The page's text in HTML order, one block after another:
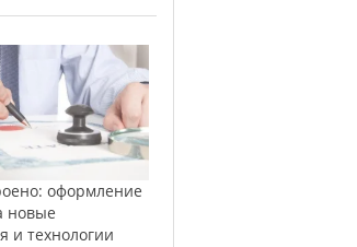
оформление
новые
и технологии